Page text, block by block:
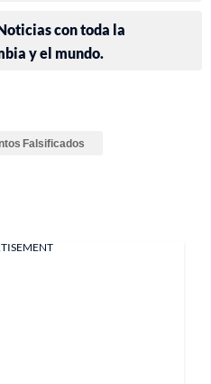
con toda la
y el mundo.
Falsificados